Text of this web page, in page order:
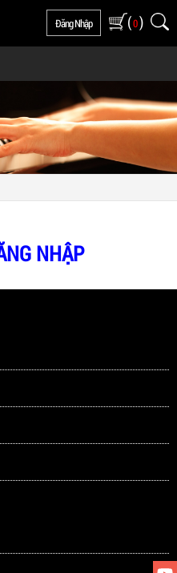
Đăng Nhập (0)
NHẬP